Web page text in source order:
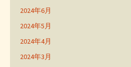
2024年6月
2024年5月
2024年4月
2024年3月